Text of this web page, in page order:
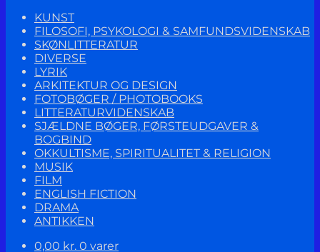
KUNST
FILOSOFI, PSYKOLOGI & SAMFUNDSVIDENSKAB
SKØNLITTERATUR
DIVERSE
LYRIK
ARKITEKTUR OG DESIGN
FOTOBØGER / PHOTOBOOKS
LITTERATURVIDENSKAB
SJÆLDNE BØGER, FØRSTEUDGAVER &
BOGBIND
OKKULTISME, SPIRITUALITET & RELIGION
MUSIK
FILM
ENGLISH FICTION
DRAMA
ANTIKKEN
0,00 kr. 0 varer